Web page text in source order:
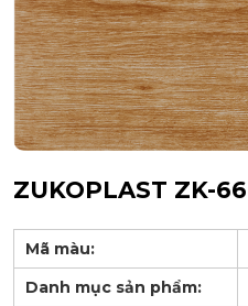
ZUKOPLAST ZK-66
Mã màu:
Danh mục sản phẩm: